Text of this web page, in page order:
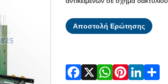
Αποστολή Ερώτησης